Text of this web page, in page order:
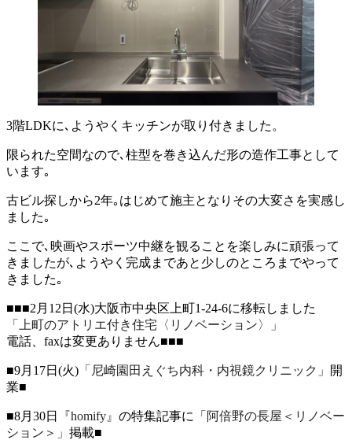
3階LDKに､ようやくキッチンが取り付きました。
限られた空間なので､柱型を巻き込んだ形の造作工事として
います｡
古ビル探しから2年｡はじめて施主となりその大変さを実感し
ました｡
ここで､映画やスポーツ中継を観ることを楽しみに頑張って
きましたが､ようやく完成まであと少しのところまでやって
きました｡
■■■2月12日(水)大阪市中央区上町1-24-6に移転しました
「上町のアトリエ付き住宅〈リノベーション〉」
電話、faxは変更ありません■■■
■9月17日(火) 「尼崎園田えぐち内科・内視鏡クリニック」
開
業■
■8月30日 『homify』 の特集記事に
「阿倍野の長屋＜リノベー
ション＞」 掲載■